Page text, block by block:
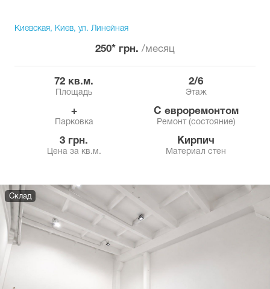
Киевская, Киев, ул. Линейная
250* грн. /месяц
72 кв.м.
Площадь
2/6
Этаж
+
Парковка
с евроремонтом
Ремонт (состояние)
3 грн.
Цена за кв.м.
Кирпич
Материал стен
Склад